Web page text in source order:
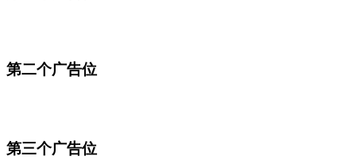
第二个广告位
第三个广告位